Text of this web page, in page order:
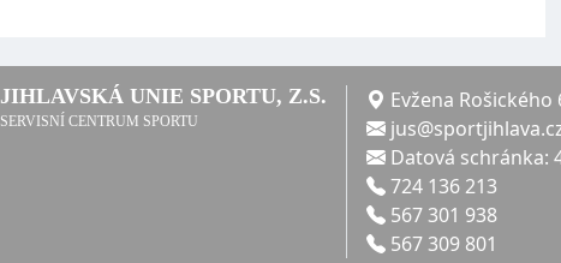
JIHLAVSKÁ UNIE SPORTU, Z.S.
SERVISNÍ CENTRUM SPORTU
Evžena Rošického
Datová schránka:
724 136 213
567 301 938
567 309 801